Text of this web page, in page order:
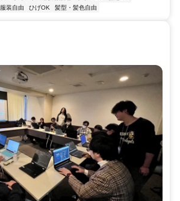
服装自由 ひげOK 髪型・髪色自由